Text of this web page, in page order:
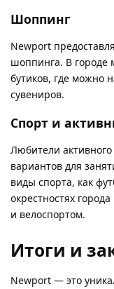
Шоппинг
Newport
шоппинга. В городе
бутиков, где можно
сувениров.
Спорт и
Любители
вариантов для
виды спорта, как
окрестностях
и велоспортом.
Итоги и
Newport — это